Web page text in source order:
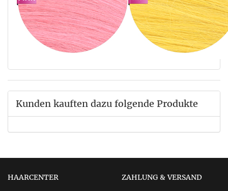
Kunden kauften dazu folgende Produkte
HAARCENTER ZAHLUNG & VERSAND